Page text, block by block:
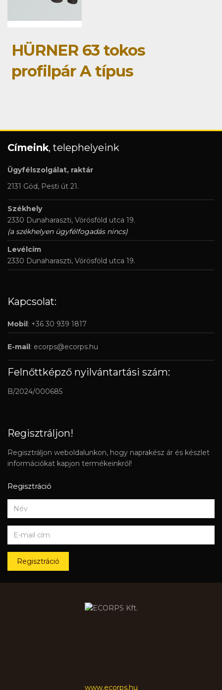
HÜRNER 63 tokos
profilpár A típus
Címeink, telephelyeink
Ügyfélszolgálat, raktár
2131 Göd, Pesti út 21.
Székhely
2330 Dunaharaszti, Vörösföld utca 19.
(a székhelyen ügyfélfogadás nincs)
Levélcím
2330 Dunaharaszti, Vörösföld utca 19.
Kapcsolat:
Mobil : +36 30 939 1817
E-mail : ecorps@ecorps.hu
Felnőttképző nyilvántartási szám:
B/2024/000685
Regisztráljon!
Regisztráljon weboldalunkon, hogy naprakész ár és készlet
információkat kapjon termékeinkről!
Regisztráció
Regisztráció
www.ecorps.hu